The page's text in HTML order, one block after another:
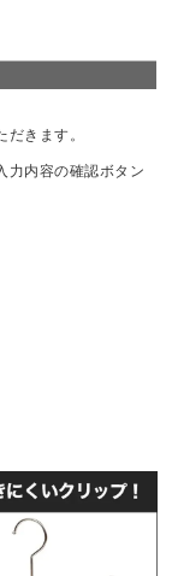
きます。
力内容の確認ボタン